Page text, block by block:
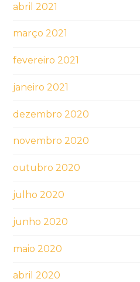
abril 2021
março 2021
fevereiro 2021
janeiro 2021
dezembro 2020
novembro 2020
outubro 2020
julho 2020
junho 2020
maio 2020
abril 2020